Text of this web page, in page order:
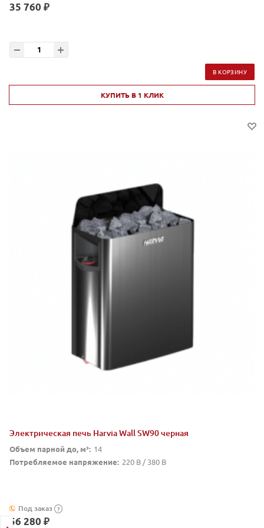
35 760 ₽
В КОРЗИНУ
КУПИТЬ В 1 КЛИК
Электрическая печь Harvia Wall SW90 черная
Объем парной до, м³: 14
Потребляемое напряжение: 220 В / 380 В
Под заказ ?
56 280 ₽